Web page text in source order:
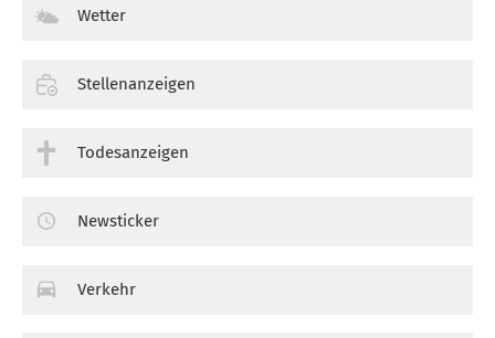
Wetter
Stellenanzeigen
Todesanzeigen
Newsticker
Verkehr